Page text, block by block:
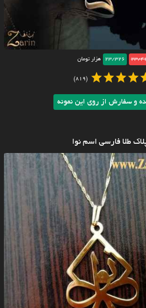
23/
23/326 هزار تومان
(819)
و سفارش از روی این نمونه
طلا فارسی اسم نوا